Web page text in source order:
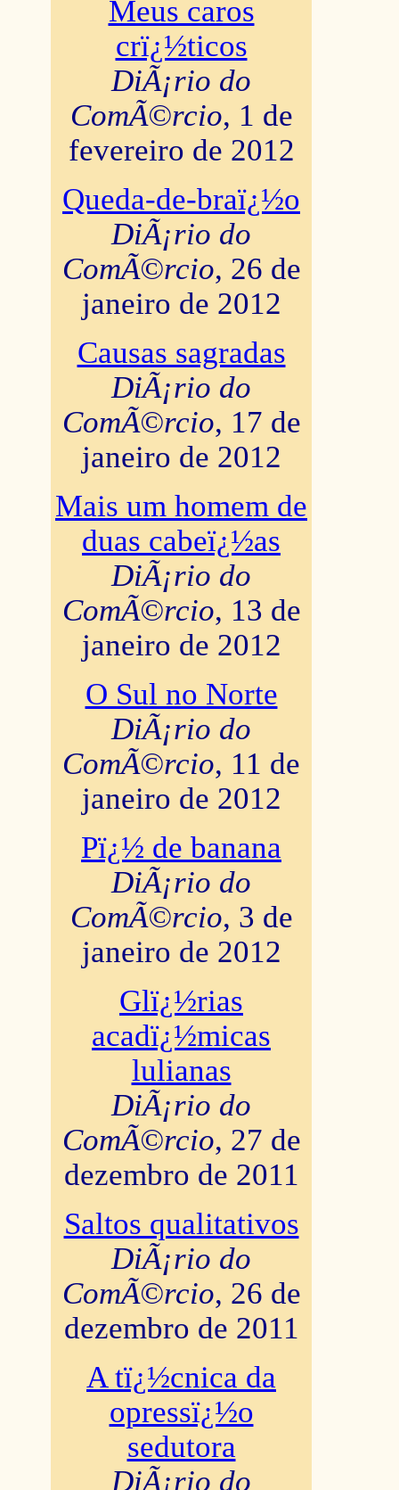
Meus caros
crï¿½ticos
DiÃ¡rio do
ComÃ©rcio, 1 de
fevereiro de 2012
Queda-de-braï¿½o
DiÃ¡rio do
ComÃ©rcio, 26 de
janeiro de 2012
Causas sagradas
DiÃ¡rio do
ComÃ©rcio, 17 de
janeiro de 2012
Mais um homem de
duas cabeï¿½as
DiÃ¡rio do
ComÃ©rcio, 13 de
janeiro de 2012
O Sul no Norte
DiÃ¡rio do
ComÃ©rcio, 11 de
janeiro de 2012
Pï¿½ de banana
DiÃ¡rio do
ComÃ©rcio, 3 de
janeiro de 2012
Glï¿½rias
acadï¿½micas
lulianas
DiÃ¡rio do
ComÃ©rcio, 27 de
dezembro de 2011
Saltos qualitativos
DiÃ¡rio do
ComÃ©rcio, 26 de
dezembro de 2011
A tï¿½cnica da
opressï¿½o
sedutora
DiÃ¡rio do